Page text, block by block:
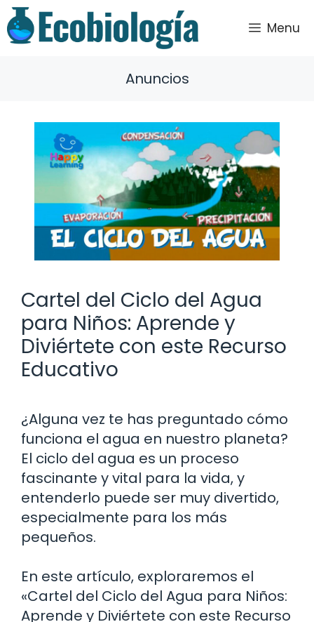
Saltar
al
contenido
Menu
Anuncios
Cartel del Ciclo del Agua
para Niños: Aprende y
Diviértete con este Recurso
Educativo
¿Alguna vez te has preguntado cómo
funciona el agua en nuestro planeta?
El ciclo del agua es un proceso
fascinante y vital para la vida, y
entenderlo puede ser muy divertido,
especialmente para los más
pequeños.
En este artículo, exploraremos el
«Cartel del Ciclo del Agua para Niños:
Aprende y Diviértete con este Recurso